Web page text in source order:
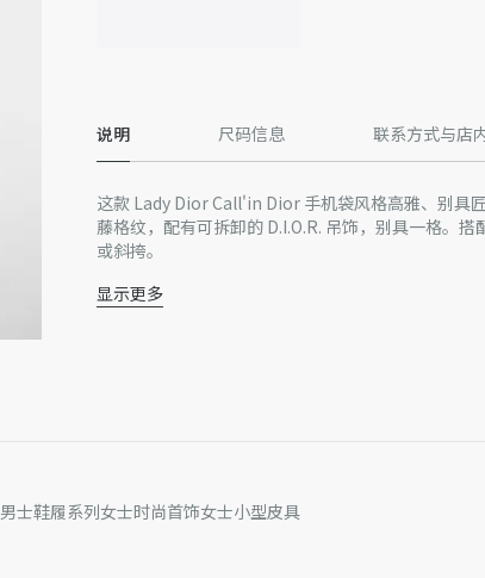
说明 尺码信息 联系方式与店
这款 Lady Dior Call'in Dior 手机袋风格高雅、别具
藤格纹，配有可拆卸的 D.I.O.R. 吊饰，别具一格。
或斜挎。
主体：羊皮革
因技术局限、产品改良或生产批次等原因，网站中的
显示更多
男士鞋履系列女士时尚首饰女士小型皮具